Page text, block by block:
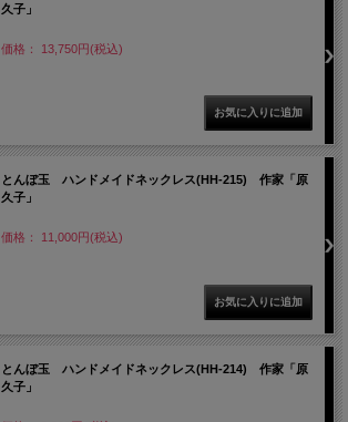
久子」
価格： 13,750円(税込)
とんぼ玉 ハンドメイドネックレス(HH-215) 作家「原
久子」
価格： 11,000円(税込)
とんぼ玉 ハンドメイドネックレス(HH-214) 作家「原
久子」